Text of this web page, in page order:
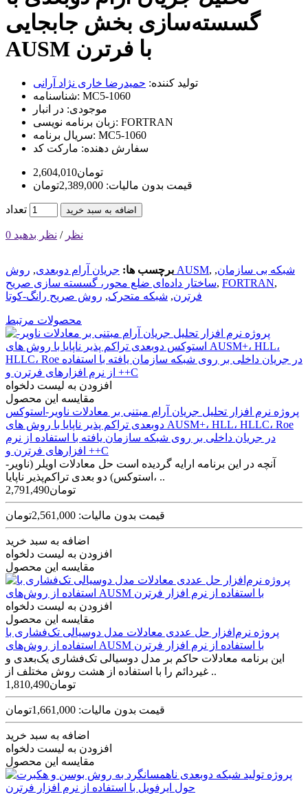
گسسته‌سازی بخش جابجایی
AUSM با فرترن
تولید کننده: حمیدرضا خاری نژاد آرانی
شناسنامه: MC5-1060
موجودی: در انبار
زبان برنامه نویسی: FORTRAN
سریال برنامه: MC5-1060
سفارش دهنده: مارکت کد
2,604,010تومان
قیمت بدون مالیات: 2,389,000تومان
تعداد اضافه به سبد خرید
0 نظر / نظر بدهید
برچسب ها: جریان آرام دوبعدی, روش AUSM, شبکه بی سازمان,
ساختار داده‌ای ضلع محور، گسسته سازی صریح, FORTRAN,
فرترن, شبکه متحرک, روش صریح رانگ-کوتا
محصولات مرتبط
افزودن به لیست دلخواه
مقایسه این محصول
پروژه نرم افزار تحلیل جریان آرام مبتنی بر معادلات ناویر-استوکس
دوبعدی تراکم پذیر ناپایا با روش های AUSM+، HLL، HLLC، Roe
در جریان داخلی بر روی شبکه سازمان یافته با استفاده از نرم
افزارهای فرترن و ++C
آنچه در این برنامه ارایه گردیده است حل معادلات اویلر (ناویر-
استوکس) دو بعدی تراکم‌پذیر ناپایا، ..
2,791,490تومان
قیمت بدون مالیات: 2,561,000تومان
اضافه به سبد خرید
افزودن به لیست دلخواه
مقایسه این محصول
افزودن به لیست دلخواه
مقایسه این محصول
پروژه نرم‌افزار حل عددی معادلات مدل دوسیالی تک‌فشاری با
استفاده از روش‌های AUSM با استفاده از نرم افزار فرترن
این برنامه معادلات حاکم بر مدل دوسیالی تک‌فشاری یک‌بعدی و
غیردائم را با استفاده از هشت روش مختلف از ..
1,810,490تومان
قیمت بدون مالیات: 1,661,000تومان
اضافه به سبد خرید
افزودن به لیست دلخواه
مقایسه این محصول